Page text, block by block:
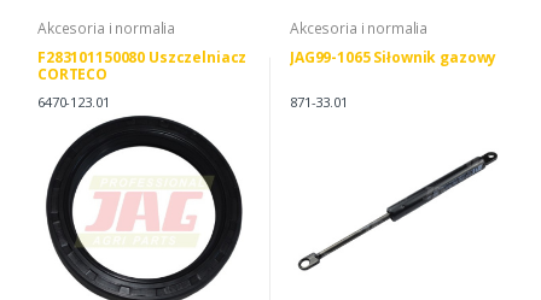
Akcesoria i normalia
F283101150080 Uszczelniacz
CORTECO
6470-123.01
Akcesoria i normalia
JAG99-1065 Siłownik gazowy
871-33.01